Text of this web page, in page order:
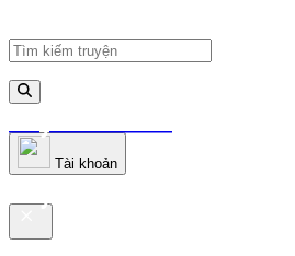
truyenfullz.com
Tài khoản
truyenfullz.com